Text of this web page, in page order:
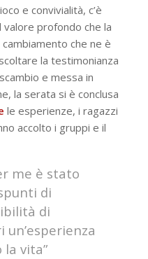
e convivialità, c’è
profondo che la
che ne è
la testimonianza
e messa in
la serata si è conclusa
le esperienze, i ragazzi
accolto i gruppi e il
me è stato
di
di
vita”